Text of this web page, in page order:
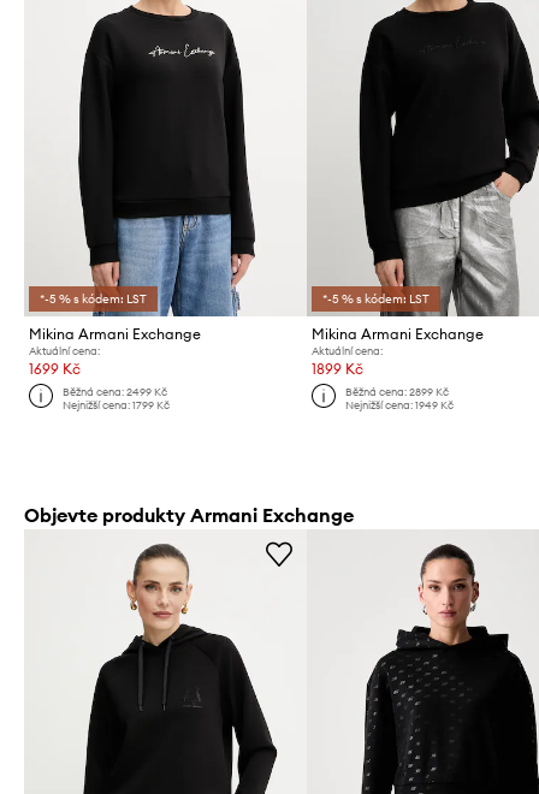
*-5 % s kódem: LST
Mikina Armani Exchange
Aktuální cena:
1699 Kč
Běžná cena:2499 Kč
Nejnižší cena:1799 Kč
*-5 % s kódem: LST
Mikina Armani Exchange
Aktuální cena:
1899 Kč
Běžná cena: 2899 Kč
Nejnižší cena: 1949 Kč
Objevte produkty Armani Exchange